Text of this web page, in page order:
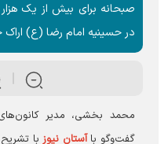
صبحانه برای بیش از یک هزار
در حسینیه امام رضا (ع) اراک
محمد بخشی، مدیر
گفت‌و‌گو باآستان نیوز با